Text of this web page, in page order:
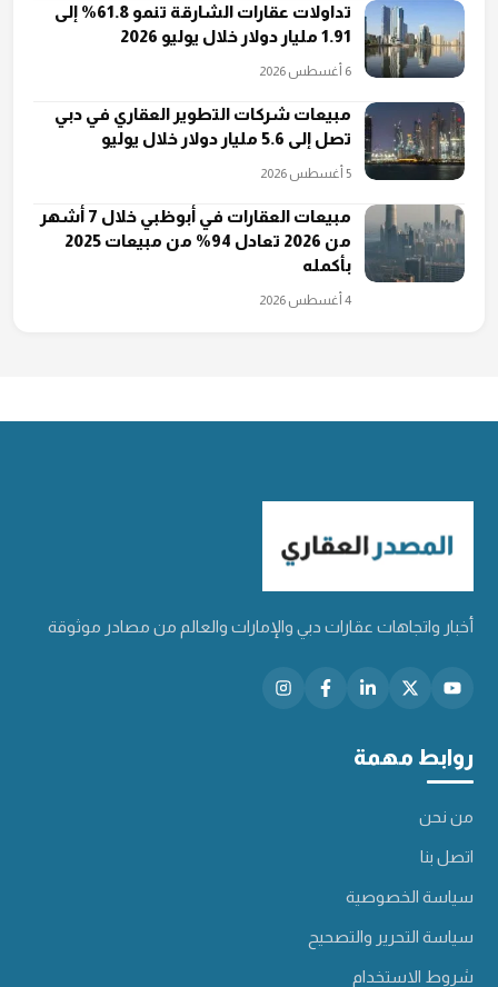
تداولات عقارات الشارقة تنمو 61.8% إلى
1.91 مليار دولار خلال يوليو 2026
6 أغسطس 2026
مبيعات شركات التطوير العقاري في دبي
تصل إلى 5.6 مليار دولار خلال يوليو
5 أغسطس 2026
مبيعات العقارات في أبوظبي خلال 7 أشهر
من 2026 تعادل 94% من مبيعات 2025
بأكمله
4 أغسطس 2026
أخبار واتجاهات عقارات دبي والإمارات والعالم من مصادر موثوقة
روابط مهمة
من نحن
اتصل بنا
سياسة الخصوصية
سياسة التحرير والتصحيح
شروط الاستخدام